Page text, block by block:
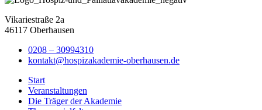
Vikariestraße 2a
46117 Oberhausen
0208 – 30994310
kontakt@hospizakademie-oberhausen.de
Start
Veranstaltungen
Die Träger der Akademie